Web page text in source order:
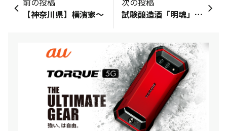
【神奈川県】横濱家～
試験醸造酒「明魂」販売中